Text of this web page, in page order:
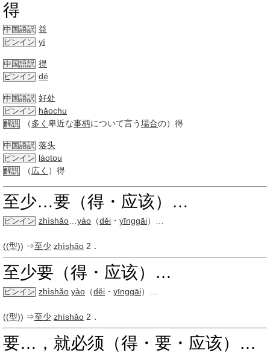
得
中国語訳 益
ピンイン yì
中国語訳 得
ピンイン dé
中国語訳 好处
ピンイン hǎochu
解説 （多く 卑近な事柄について言う場合の）得
中国語訳 落头
ピンイン làotou
解説 （広く ）得
至少…要（得・应该）…
ピンイン zhìshǎo yào （děi ・ yīnggāi）
((型)) ⇒至少 zhìshǎo 2．
至少要（得・应该）…
ピンイン zhìshǎo yào （děi ・ yīnggāi）
((型)) ⇒至少 zhìshǎo 2．
要…，就必须（得・要・应该）…